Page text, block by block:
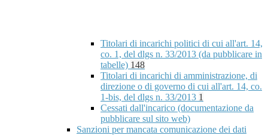
Titolari di incarichi politici di cui all'art. 14,
co. 1, del dlgs n. 33/2013 (da pubblicare in
tabelle) 148
Titolari di incarichi di amministrazione, di
direzione o di governo di cui all'art. 14, co.
1-bis, del dlgs n. 33/2013 1
Cessati dall'incarico (documentazione da
pubblicare sul sito web)
Sanzioni per mancata comunicazione dei dati